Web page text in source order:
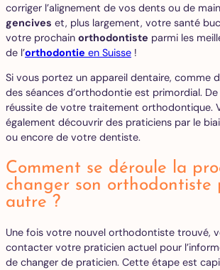
corriger l’alignement de vos dents ou de
gencives et, plus largement, votre santé
votre prochain orthodontiste parmi les
de l’orthodontie en Suisse !
Si vous portez un appareil dentaire, comme
des séances d’orthodontie est primordial.
réussite de votre traitement orthodontique.
également découvrir des praticiens par le
ou encore de votre dentiste.
Comment se déroule la
changer son orthodontiste
autre ?
Une fois votre nouvel orthodontiste trouvé,
contacter votre praticien actuel pour
de changer de praticien. Cette étape est